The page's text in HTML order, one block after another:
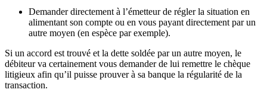
Demander directement à l’émetteur de régler la situation en
alimentant son compte ou en vous payant directement par un
autre moyen (en espèce par exemple).
Si un accord est trouvé et la dette soldée par un autre moyen, le
débiteur va certainement vous demander de lui remettre le chèque
litigieux afin qu’il puisse prouver à sa banque la régularité de la
transaction.